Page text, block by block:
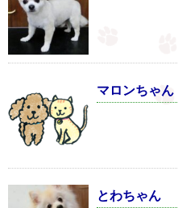
マロンちゃん
とわちゃん